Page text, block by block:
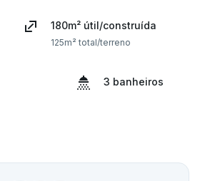
180m² útil/construída
125m² total/terreno
3 banheiros